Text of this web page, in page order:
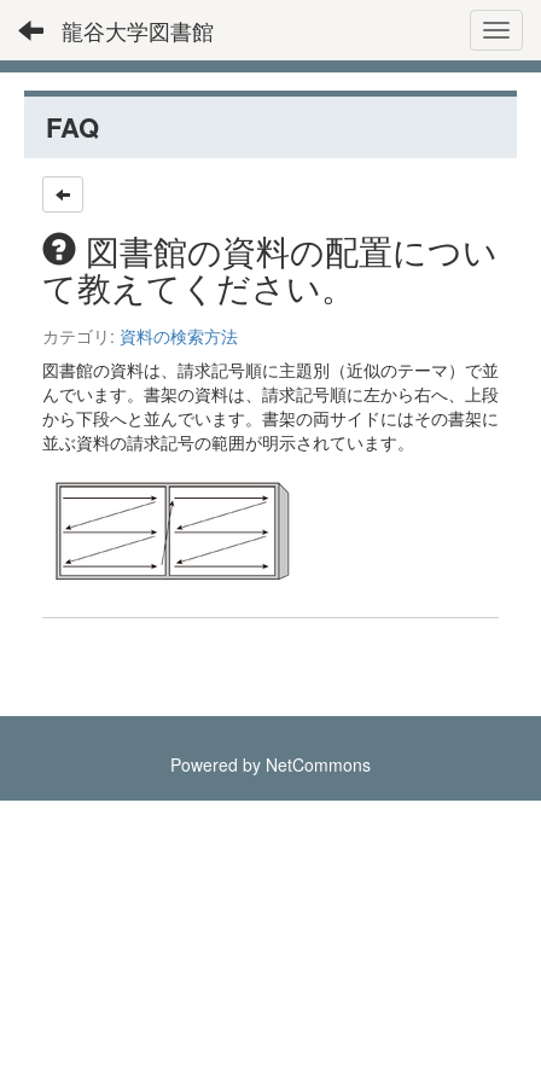
龍谷大学図書館
FAQ
図書館の資料の配置につい
て教えてください。
カテゴリ: 資料の検索方法
図書館の資料は、請求記号順に主題別（近似のテーマ）で並
んでいます。書架の資料は、請求記号順に左から右へ、上段
から下段へと並んでいます。書架の両サイドにはその書架に
並ぶ資料の請求記号の範囲が明示されています。
Powered by NetCommons